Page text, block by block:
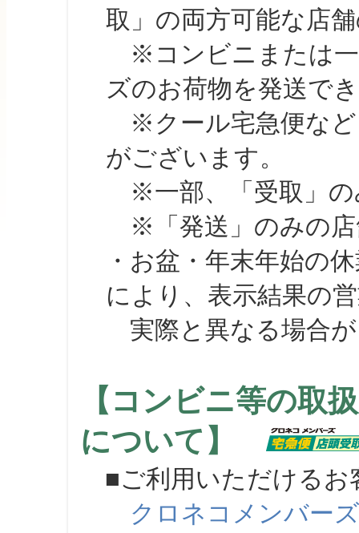
取」の両方可能な店
※コンビニまたは一
ズのお荷物を発送で
※クール宅急便など
がございます。
※一部、「受取」の
※「発送」のみの店
・お盆・年末年始の
により、表示結果の
実際と異なる場合が
【コンビニ等の取
について】
■ご利用いただけるお
クロネコメンバーズ